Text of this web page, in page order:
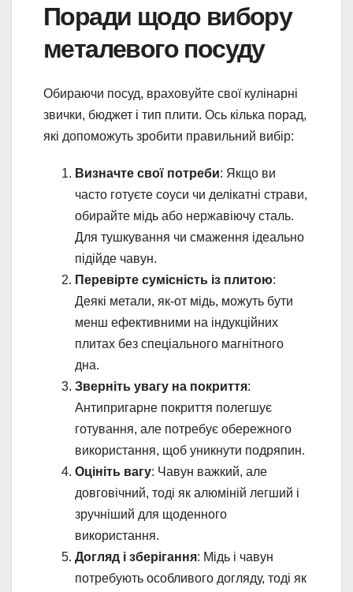
Поради щодо вибору
металевого посуду
Обираючи посуд, враховуйте свої кулінарні
звички, бюджет і тип плити. Ось кілька порад,
які допоможуть зробити правильний вибір:
Визначте свої потреби: Якщо ви
часто готуєте соуси чи делікатні страви,
обирайте мідь або нержавіючу сталь.
Для тушкування чи смаження ідеально
підійде чавун.
Перевірте сумісність із плитою:
Деякі метали, як-от мідь, можуть бути
менш ефективними на індукційних
плитах без спеціального магнітного
дна.
Зверніть увагу на покриття:
Антипригарне покриття полегшує
готування, але потребує обережного
використання, щоб уникнути подряпин.
Оцініть вагу: Чавун важкий, але
довговічний, тоді як алюміній легший і
зручніший для щоденного
використання.
Догляд і зберігання: Мідь і чавун
потребують особливого догляду, тоді як